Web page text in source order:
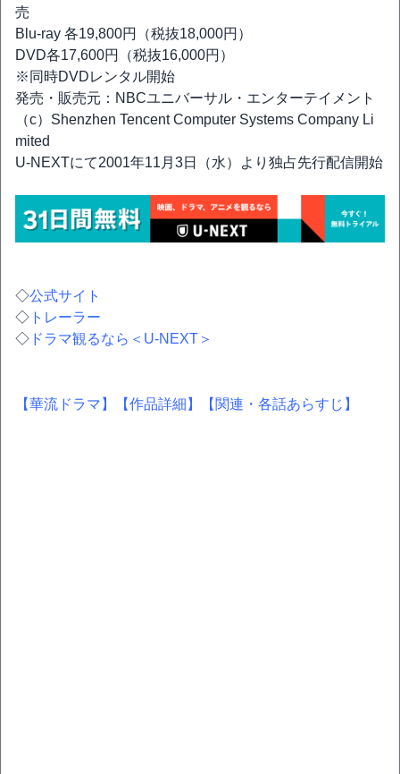
売
Blu-ray 各19,800円（税抜18,000円）
DVD各17,600円（税抜16,000円）
※同時DVDレンタル開始
発売・販売元：NBCユニバーサル・エンターテイメント
（c）Shenzhen Tencent Computer Systems Company Li
mited
U-NEXTにて2001年11月3日（水）より独占先行配信開始
◇公式サイト
◇ トレーラー
◇ ドラマ観るなら＜U-NEXT＞
【華流ドラマ】 【作品詳細】 【関連・各話あらすじ】